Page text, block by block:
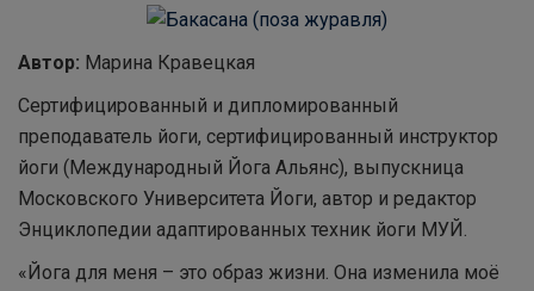
Автор: Марина Кравецкая
Сертифицированный и дипломированный
преподаватель йоги, сертифицированный инструктор
йоги (Международный Йога Альянс), выпускница
Московского Университета Йоги, автор и редактор
Энциклопедии адаптированных техник йоги МУЙ.
«Йога для меня – это образ жизни. Она изменила моё